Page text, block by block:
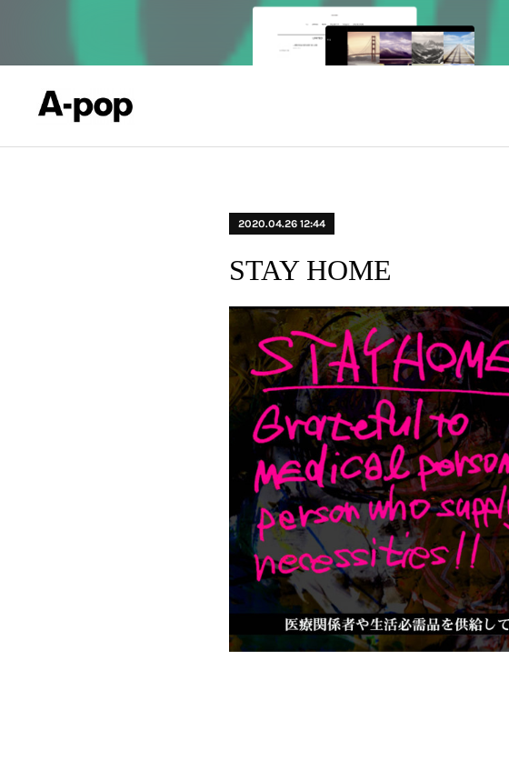
2020.04.26 12:44
STAY HOME